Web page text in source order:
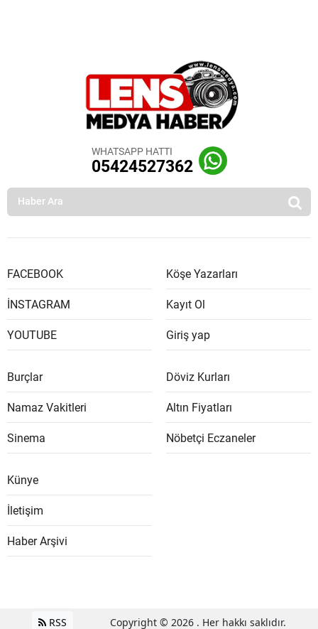
WHATSAPP HATTI
05424527362
FACEBOOK
İNSTAGRAM
YOUTUBE
Köşe Yazarları
Kayıt Ol
Giriş yap
Burçlar
Namaz Vakitleri
Sinema
Döviz Kurları
Altın Fiyatları
Nöbetçi Eczaneler
Künye
İletişim
Haber Arşivi
RSS Copyright © 2026 . Her hakkı saklıdır.